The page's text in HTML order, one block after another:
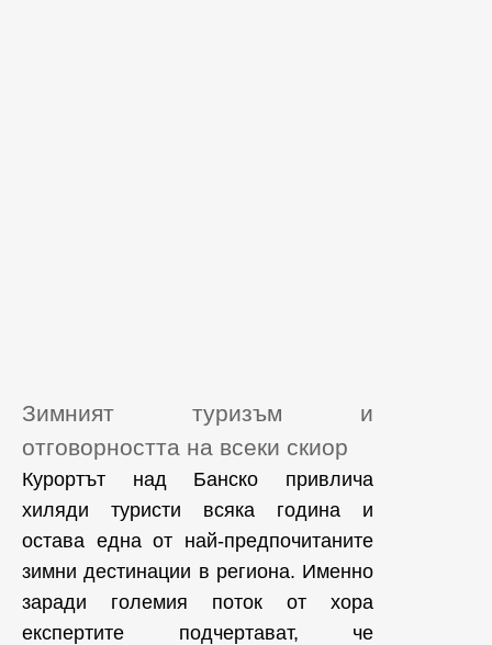
Зимният туризъм и
отговорността на всеки скиор
Курортът над Банско привлича
хиляди туристи всяка година и
остава една от най-предпочитаните
зимни дестинации в региона. Именно
заради големия поток от хора
експертите подчертават, че